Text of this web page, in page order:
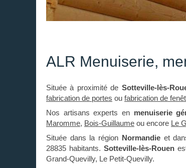
ALR Menuiserie,
Située à proximité de Sotteville-lès-
fabrication de portes ou fabrication de
Nos artisans experts en menuiserie
Maromme, Bois-Guillaume ou encore Le
Située dans la région Normandieet
28835 habitants.Sotteville-lès-Rouen
Grand-Quevilly, Le Petit-Quevilly.